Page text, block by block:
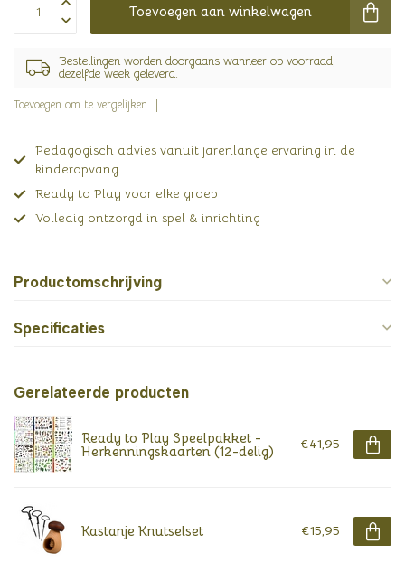
Toevoegen aan winkelwagen
Bestellingen worden doorgaans wanneer op voorraad,
dezelfde week geleverd.
Toevoegen om te vergelijken
Pedagogisch advies vanuit jarenlange ervaring in de
kinderopvang
Ready to Play voor elke groep
Volledig ontzorgd in spel & inrichting
Productomschrijving
Specificaties
Gerelateerde producten
Ready to Play Speelpakket -
Herkenningskaarten (12-delig) €41,95
Kastanje Knutselset €15,95